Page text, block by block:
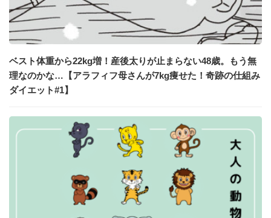
ベスト体重から22kg増！産後太りが止まらない48歳。もう無
理なのかな…【アラフィフ母さんが7kg痩せた！奇跡の仕組み
ダイエット#1】